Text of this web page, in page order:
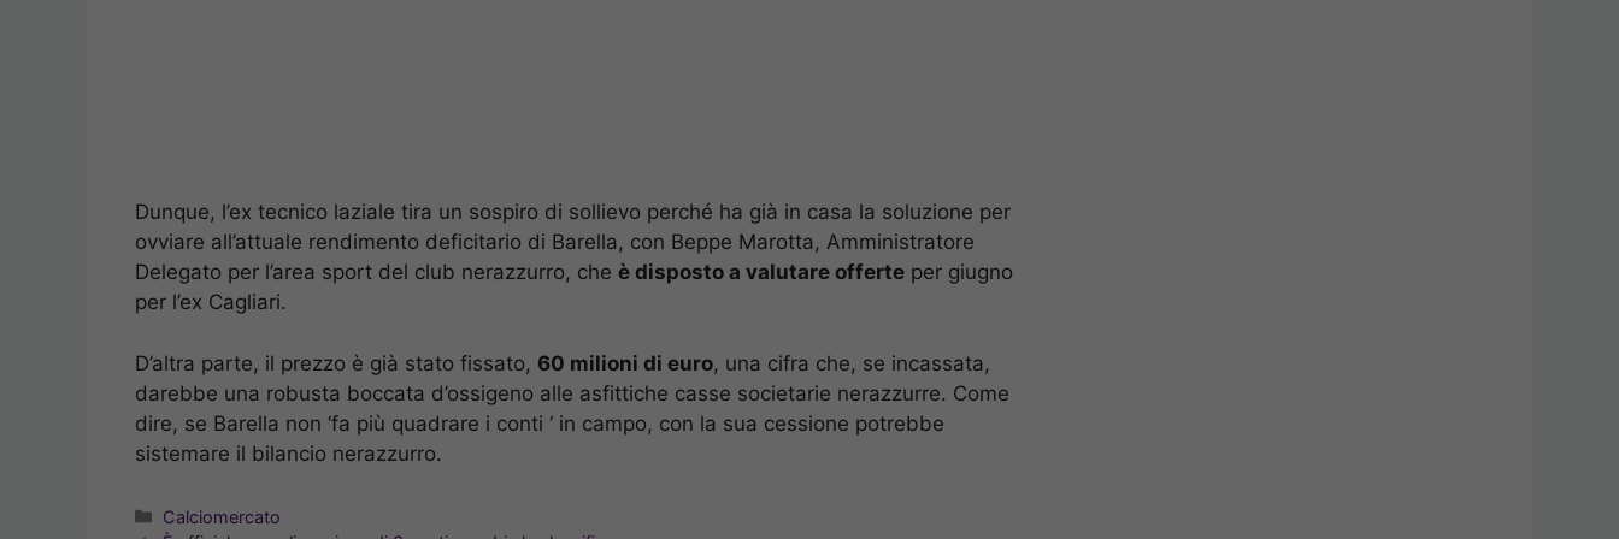
Dunque, l’ex tecnico laziale tira un sospiro di sollievo perché ha già in casa la soluzione per
ovviare all’attuale rendimento deficitario di Barella, con Beppe Marotta, Amministratore
Delegato per l’area sport del club nerazzurro, che è disposto a valutare offerte per giugno
per l’ex Cagliari.
D’altra parte, il prezzo è già stato fissato, 60 milioni di euro, una cifra che, se incassata,
darebbe una robusta boccata d’ossigeno alle asfittiche casse societarie nerazzurre. Come
dire, se Barella non ‘fa più quadrare i conti ‘ in campo, con la sua cessione potrebbe
sistemare il bilancio nerazzurro.
Categorie
Calciomercato